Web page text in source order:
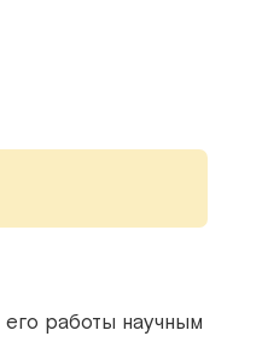
работы научным